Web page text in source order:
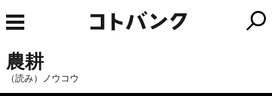
農耕
（読み）ノウコウ